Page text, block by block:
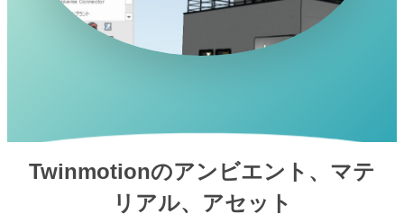
Twinmotionのアンビエント、マテ
リアル、アセット